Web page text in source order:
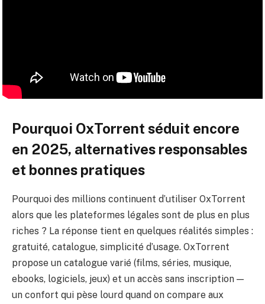
Pourquoi OxTorrent séduit encore
en 2025, alternatives responsables
et bonnes pratiques
Pourquoi des millions continuent d’utiliser OxTorrent
alors que les plateformes légales sont de plus en plus
riches ? La réponse tient en quelques réalités simples :
gratuité, catalogue, simplicité d’usage. OxTorrent
propose un catalogue varié (films, séries, musique,
ebooks, logiciels, jeux) et un accès sans inscription —
un confort qui pèse lourd quand on compare aux